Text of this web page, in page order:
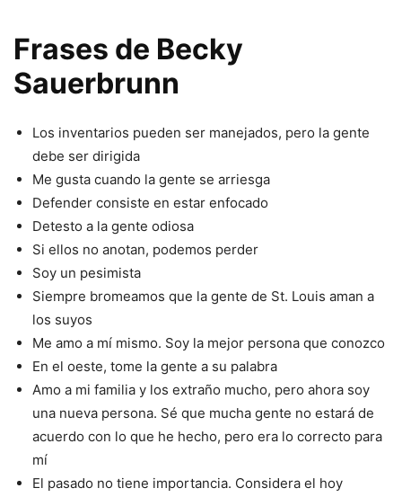
Frases de Becky
Sauerbrunn
Los inventarios pueden ser manejados, pero la gente
debe ser dirigida
Me gusta cuando la gente se arriesga
Defender consiste en estar enfocado
Detesto a la gente odiosa
Si ellos no anotan, podemos perder
Soy un pesimista
Siempre bromeamos que la gente de St. Louis aman a
los suyos
Me amo a mí mismo. Soy la mejor persona que conozco
En el oeste, tome la gente a su palabra
Amo a mi familia y los extraño mucho, pero ahora soy
una nueva persona. Sé que mucha gente no estará de
acuerdo con lo que he hecho, pero era lo correcto para
mí
El pasado no tiene importancia. Considera el hoy